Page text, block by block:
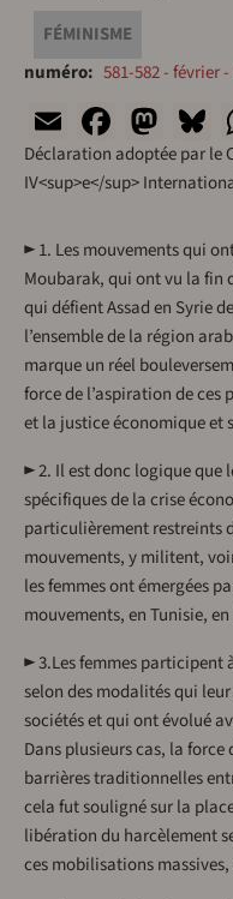
FÉMINISME
numéro
581-582 - février
Email
Déclaration adoptée par le
IV<sup>e</sup>
► 1. Les mouvements qui
Moubarak, qui ont vu la fin
qui défient Assad en Syrie
l’ensemble de la région
marque un réel
force de l’aspiration de
et la justice économique et
► 2. Il est donc logique que
spécifiques de la crise
particulièrement restreints
mouvements, y militent,
les femmes ont émergées
mouvements, en Tunisie,
► 3.Les femmes participent
selon des modalités qui
sociétés et qui ont évolué
Dans plusieurs cas, la
barrières traditionnelles
cela fut souligné sur la
libération du harcèlement
ces mobilisations